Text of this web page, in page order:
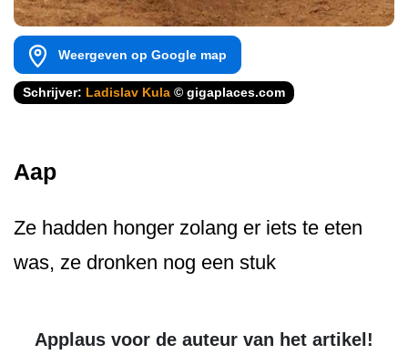
Weergeven op Google map
Schrijver: Ladislav Kula © gigaplaces.com
Aap
Ze hadden honger zolang er iets te eten
was, ze dronken nog een stuk
Applaus voor de auteur van het artikel!